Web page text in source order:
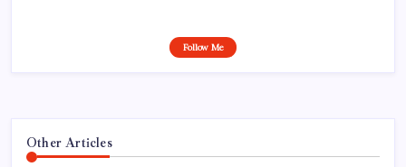
Follow Me
Other Articles